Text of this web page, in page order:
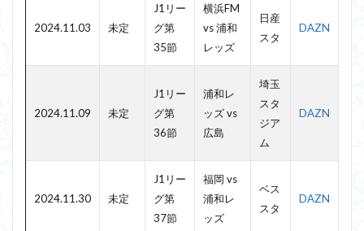
2024.11.03 未定
J1リー
グ第
35節
横浜FM
vs 浦和
レッズ
日産
スタ
DAZN
2024.11.09 未定
J1リー
グ第
36節
浦和レ
ッズ vs
広島
埼玉
スタ
ジア
ム
DAZN
2024.11.30 未定
J1リー
グ第
37節
福岡 vs
浦和レ
ッズ
ベス
スタ
DAZN